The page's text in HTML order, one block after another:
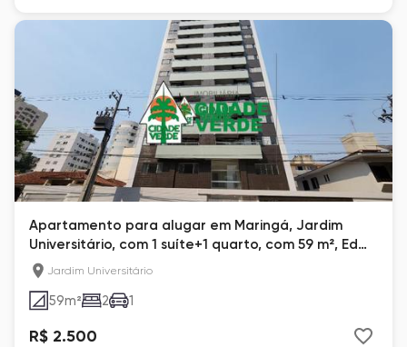
Apartamento para alugar em Maringá, Jardim
Universitário, com 1 suíte+1 quarto, com 59 m², Ed
Don Giovanni
Jardim Universitário
59m² 2 1
R$ 2.500